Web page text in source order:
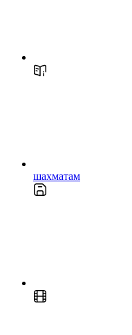
шахматам